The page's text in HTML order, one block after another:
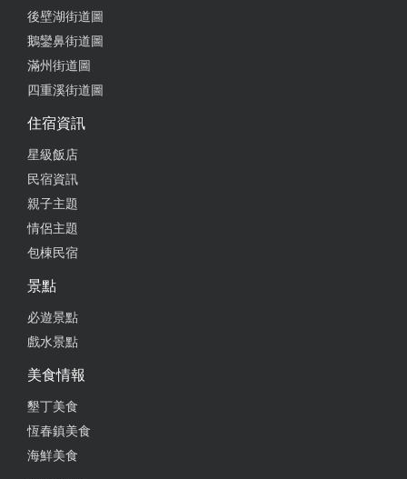
這次住的民宿真的超棒！
人。客餐廳大到可以追著小孩跑，庭院還有椰子樹搖
啊搖，超有渡假感！小孩跳進泳池放電、大人打麻將
是第二次來住禾田系列的民宿，原本要訂住過的二
館，但可惜沒空房，後來老闆推薦他們的一館，雖然
大小跟二館差很多，但人數不多住起來空間感很剛
後壁湖街道圖
鵝鑾鼻街道圖
滿州街道圖
四重溪街道圖
住宿資訊
星級飯店
民宿資訊
親子主題
情侶主題
包棟民宿
景點
必遊景點
戲水景點
美食情報
墾丁美食
恆春鎮美食
海鮮美食